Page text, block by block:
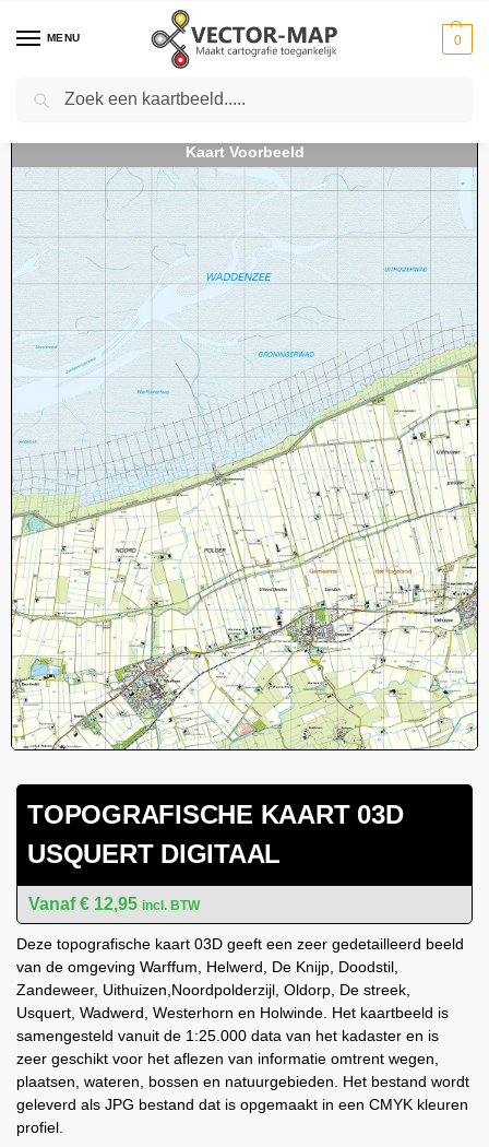
MENU 0
Home Kaarten - Topografische kaarten
TOPOGRAFISCHE KAART 03D
USQUERT DIGITAAL
€ 12,95 incl. BTW
Deze topografische kaart 03D geeft een zeer gedetailleerd beeld
van de omgeving Warffum, Helwerd, De Knijp, Doodstil,
Zandeweer, Uithuizen,Noordpolderzijl, Oldorp, De streek,
Usquert, Wadwerd, Westerhorn en Holwinde. Het kaartbeeld is
samengesteld vanuit de 1:25.000 data van het kadaster en is
zeer geschikt voor het aflezen van informatie omtrent wegen,
plaatsen, wateren, bossen en natuurgebieden. Het bestand wordt
geleverd als JPG bestand dat is opgemaakt in een CMYK kleuren
profiel.